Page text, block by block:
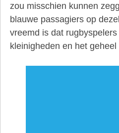
zou misschien kunnen
blauwe passagiers op
vreemd is dat
kleinigheden en het